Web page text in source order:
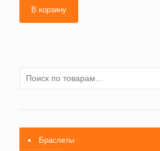
В корзину
Браслеты